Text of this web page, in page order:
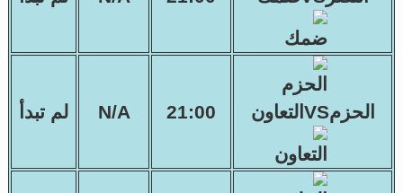
الحزمVSالتعاون 21:00
N/A لم تبدأ